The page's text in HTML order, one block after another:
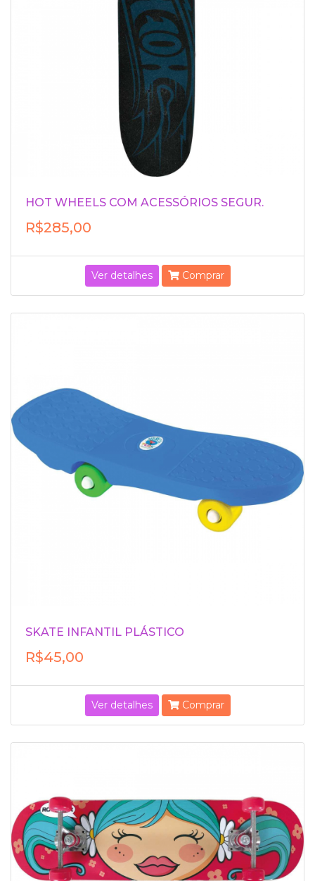
HOT WHEELS COM ACESSÓRIOS SEGUR.
R$285,00
Ver detalhes Comprar
SKATE INFANTIL PLÁSTICO
R$45,00
Ver detalhes Comprar